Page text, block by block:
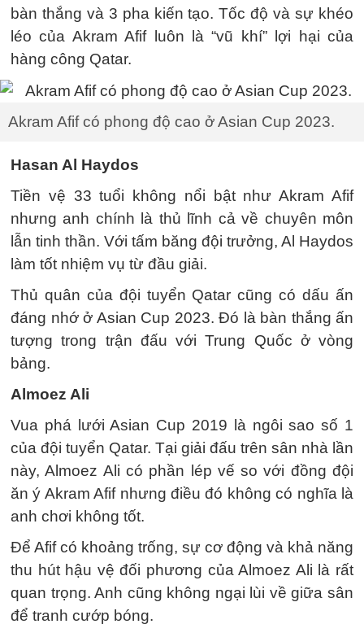
bàn thắng và 3 pha kiến tạo. Tốc độ và sự khéo
léo của Akram Afif luôn là “vũ khí” lợi hại của
hàng công Qatar.
Akram Afif có phong độ cao ở Asian Cup 2023.
Hasan Al Haydos
Tiền vệ 33 tuổi không nổi bật như Akram Afif
nhưng anh chính là thủ lĩnh cả về chuyên môn
lẫn tinh thần. Với tấm băng đội trưởng, Al Haydos
làm tốt nhiệm vụ từ đầu giải.
Thủ quân của đội tuyển Qatar cũng có dấu ấn
đáng nhớ ở Asian Cup 2023. Đó là bàn thắng ấn
tượng trong trận đấu với Trung Quốc ở vòng
bảng.
Almoez Ali
Vua phá lưới Asian Cup 2019 là ngôi sao số 1
của đội tuyển Qatar. Tại giải đấu trên sân nhà lần
này, Almoez Ali có phần lép vế so với đồng đội
ăn ý Akram Afif nhưng điều đó không có nghĩa là
anh chơi không tốt.
Để Afif có khoảng trống, sự cơ động và khả năng
thu hút hậu vệ đối phương của Almoez Ali là rất
quan trọng. Anh cũng không ngại lùi về giữa sân
để tranh cướp bóng.